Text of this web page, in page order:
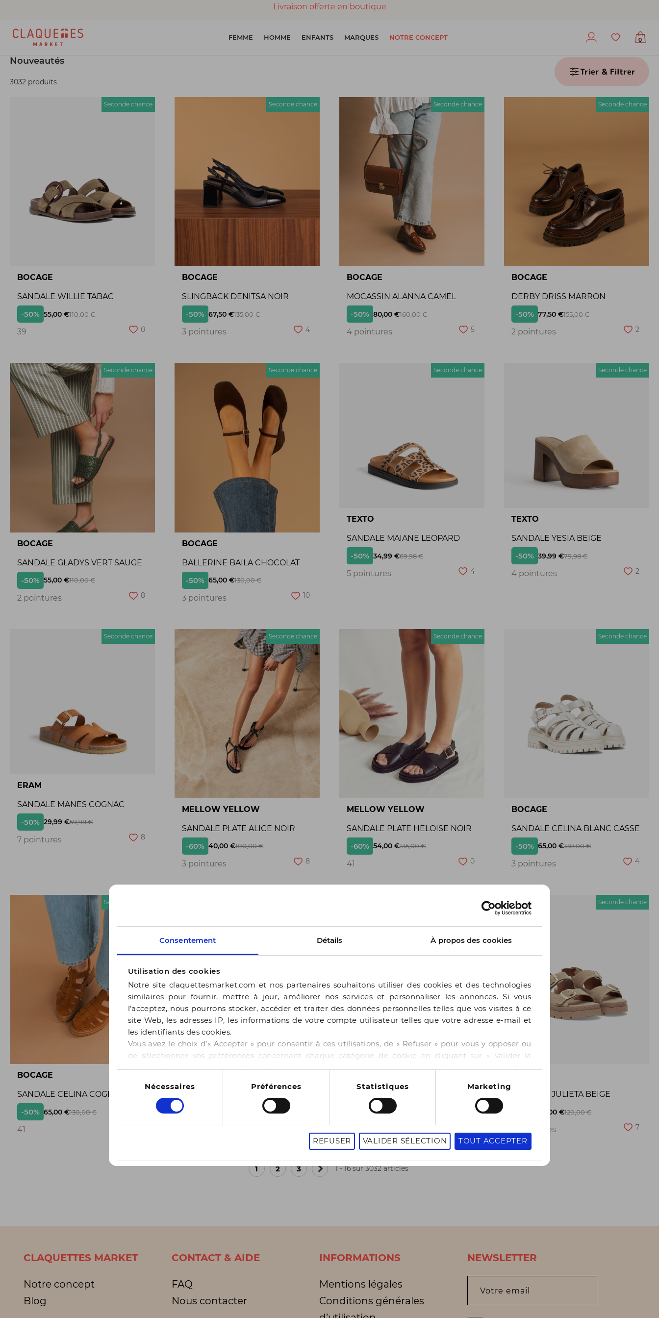
Consentement Détails À propos des cookies
Utilisation des cookies
Notre site claquettesmarket.com et nos partenaires souhaitons utiliser des cookies et des technologies
similaires pour fournir, mettre à jour, améliorer nos services et personnaliser les annonces. Si vous
l’acceptez, nous pourrons stocker, accéder et traiter des données personnelles telles que vos visites à ce
site Web, les adresses IP, les informations de votre compte utilisateur telles que votre adresse e-mail et
les identifiants des cookies.
Vous avez le choix d’« Accepter » pour consentir à ces utilisations, de « Refuser » pour vous y opposer ou
de sélectionner vos préférences concernant chaque catégorie de cookie en cliquant sur « Valider la
sélection » pour valider vos options. Vous pouvez à tout moment modifier vos préférences en consultant
consentement
Nécessaires Préférences Statistiques Marketing
REFUSER VALIDER SÉLECTION TOUT ACCEPTER
Livraison offerte en boutique
FEMME HOMME ENFANTS MARQUES NOTRE CONCEPT 0
Nouveautés
3032 produits
Trier & Filtrer
Seconde chance
BOCAGE
SANDALE WILLIE TABAC
-50% 55,00 €110,00 €
39 0
Seconde chance
BOCAGE
SLINGBACK DENITSA NOIR
-50% 67,50 €135,00 €
3 pointures 4
Seconde chance
BOCAGE
MOCASSIN ALANNA CAMEL
-50% 80,00 €160,00 €
4 pointures 5
Seconde chance
BOCAGE
DERBY DRISS MARRON
-50% 77,50 €155,00 €
2 pointures 2
Seconde chance
BOCAGE
SANDALE GLADYS VERT SAUGE
-50% 55,00 €110,00 €
2 pointures 8
Seconde chance
BOCAGE
BALLERINE BAILA CHOCOLAT
-50% 65,00 €130,00 €
3 pointures 10
Seconde chance
TEXTO
SANDALE MAIANE LEOPARD
-50% 34,99 €69,98 €
5 pointures 4
Seconde chance
TEXTO
SANDALE YESIA BEIGE
-50% 39,99 €79,98 €
4 pointures 2
Seconde chance
ERAM
SANDALE MANES COGNAC
-50% 29,99 €59,98 €
7 pointures 8
Seconde chance
MELLOW YELLOW
SANDALE PLATE ALICE NOIR
-60% 40,00 €100,00 €
3 pointures 8
Seconde chance
MELLOW YELLOW
SANDALE PLATE HELOISE NOIR
-60% 54,00 €135,00 €
41 0
Seconde chance
BOCAGE
SANDALE CELINA BLANC CASSE
-50% 65,00 €130,00 €
3 pointures 4
Seconde chance
BOCAGE
SANDALE CELINA COGNAC
-50% 65,00 €130,00 €
41 3 11
62,50 €
27
Seconde chance
SANDALE JULIETA BEIGE
60,00 €120,00 €
2 pointures 7
1 2 3
Page
1 - 16 sur 3032 articles
CLAQUETTES MARKET
Notre concept
Blog
CONTACT & AIDE
FAQ
Nous contacter
INFORMATIONS
Mentions légales
Conditions générales
NEWSLETTER
Votre email